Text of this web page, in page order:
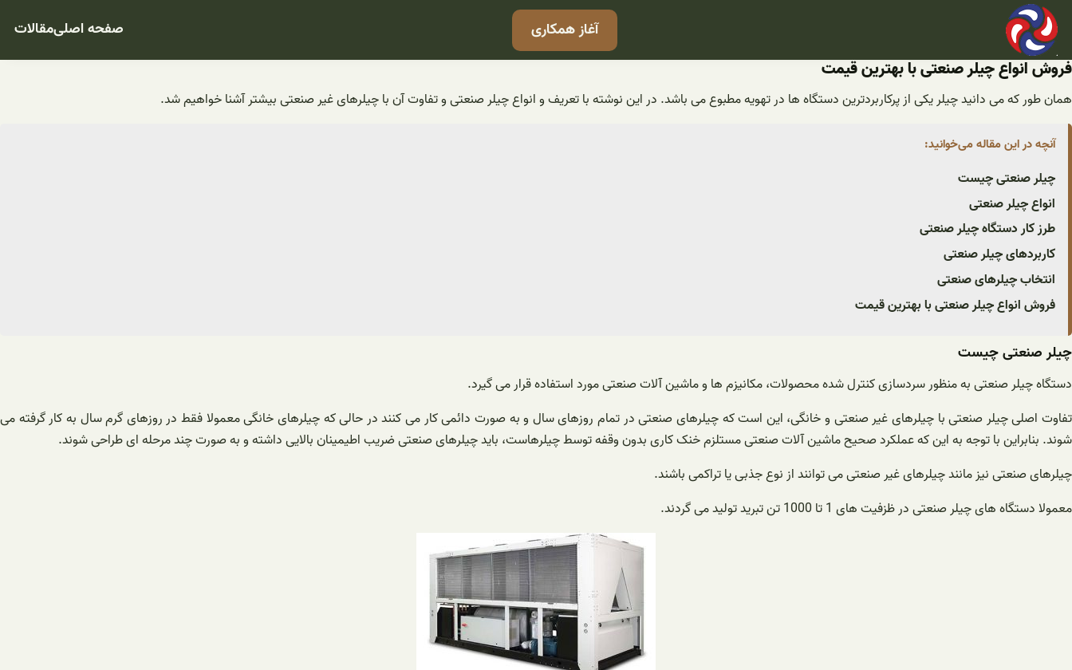
رفتن
محتوا
آغاز همکاری صفحه اصلیمقالات
فروش انواع چیلر صنعتی با بهترین قیمت
همان طور که می دانید چیلر یکی از پرکاربردترین دستگاه ها در تهویه مطبوع می باشد. در این نوشته با تعریف و انواع چیلر صنعتی و تفاوت آن با چیلرهای غیر صنعتی بیشتر آشنا خواهیم شد.
آنچه در این مقاله می‌خوانید:
چیلر صنعتی چیست
انواع چیلر صنعتی
طرز کار دستگاه چیلر صنعتی
کاربردهای چیلر صنعتی
انتخاب چیلرهای صنعتی
فروش انواع چیلر صنعتی با بهترین قیمت
چیلر صنعتی چیست
دستگاه چیلر صنعتی به منظور سردسازی کنترل شده محصولات، مکانیزم ها و ماشین آلات صنعتی مورد استفاده قرار می گیرد.
تفاوت اصلی چیلر صنعتی با چیلرهای غیر صنعتی و خانگی، این است که چیلرهای صنعتی در تمام روزهای سال و به صورت دائمی کار می کنند در حالی که چیلرهای خانگی معمولا فقط در روزهای گرم سال به کار گرفته می
شوند. بنابراین با توجه به این که عملکرد صحیح ماشین آلات صنعتی مستلزم خنک کاری بدون وقفه توسط چیلرهاست، باید چیلرهای صنعتی ضریب اطیمینان بالایی داشته و به صورت چند مرحله ای طراحی شوند.
چیلرهای صنعتی نیز مانند چیلرهای غیر صنعتی می توانند از نوع جذبی یا تراکمی باشند.
معمولا دستگاه های چیلر صنعتی در ظزفیت های 1 تا 1000 تن تبرید تولید می گردند.